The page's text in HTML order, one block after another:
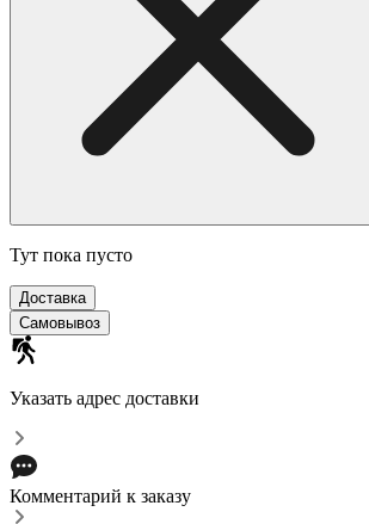
Тут пока пусто
Доставка
Самовывоз
Указать адрес доставки
Комментарий к заказу